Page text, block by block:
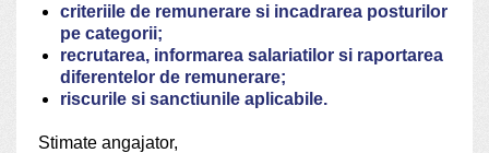
criteriile de remunerare si incadrarea posturilor
pe categorii;
recrutarea, informarea salariatilor si raportarea
diferentelor de remunerare;
riscurile si sanctiunile aplicabile.
Stimate angajator,